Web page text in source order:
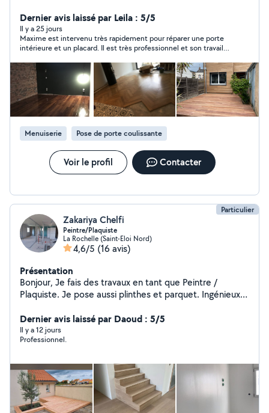
Dernier avis laissé par Leila : 5/5
Il y a 25 jours
Maxime est intervenu très rapidement pour réparer une porte
intérieure et un placard. Il est très professionnel et son travail
Menuiserie Pose de porte coulissante
Voir le profil Contacter
Particulier
Zakariya Chelfi
Peintre/Plaquiste
La Rochelle (Saint-Eloi Nord)
4,6/5 (16 avis)
Présentation
Bonjour, Je fais des travaux en tant que Peintre /
Plaquiste. Je pose aussi plinthes et parquet. Ingénieux,
d'aménagement (poser des meubles, créer un
dressing), réparer un mur (boucher des trous, enduit,
peinture). Vous pouvez me contacter pour plus
Dernier avis laissé par Daoud : 5/5
Il y a 12 jours
Professionnel.